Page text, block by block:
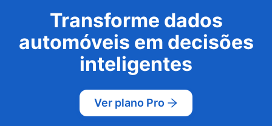
Transforme dados
automóveis em decisões
inteligentes
Ver plano Pro